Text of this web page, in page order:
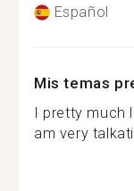
Español
Mis temas
I pretty much
am very